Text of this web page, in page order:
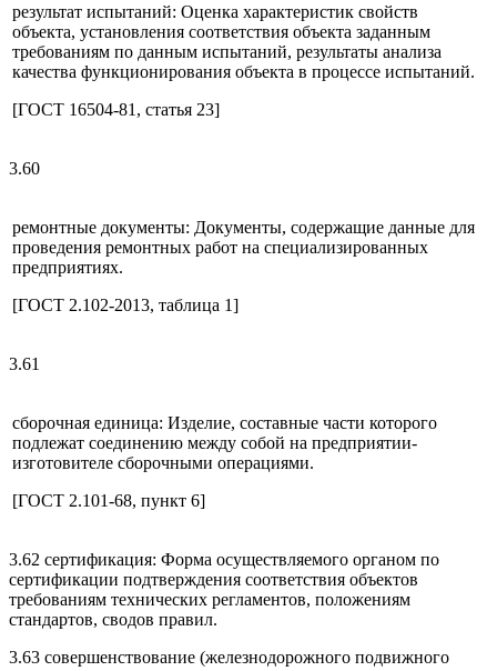
результат испытаний: Оценка характеристик свойств
объекта, установления соответствия объекта заданным
требованиям по данным испытаний, результаты анализа
качества функционирования объекта в процессе испытаний.
[ГОСТ 16504-81, статья 23]
3.60
ремонтные документы: Документы, содержащие данные для
проведения ремонтных работ на специализированных
предприятиях.
[ГОСТ 2.102-2013, таблица 1]
3.61
сборочная единица: Изделие, составные части которого
подлежат соединению между собой на предприятии-
изготовителе сборочными операциями.
[ГОСТ 2.101-68, пункт 6]
3.62 сертификация: Форма осуществляемого органом по
сертификации подтверждения соответствия объектов
требованиям технических регламентов, положениям
стандартов, сводов правил.
3.63 совершенствование (железнодорожного подвижного